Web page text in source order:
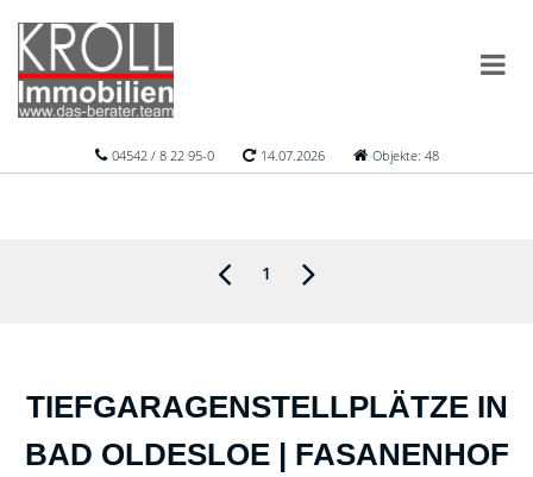
04542 / 8 22 95-0 14.07.2026 Objekte: 48
1
TIEFGARAGENSTELLPLÄTZE IN
BAD OLDESLOE | FASANENHOF